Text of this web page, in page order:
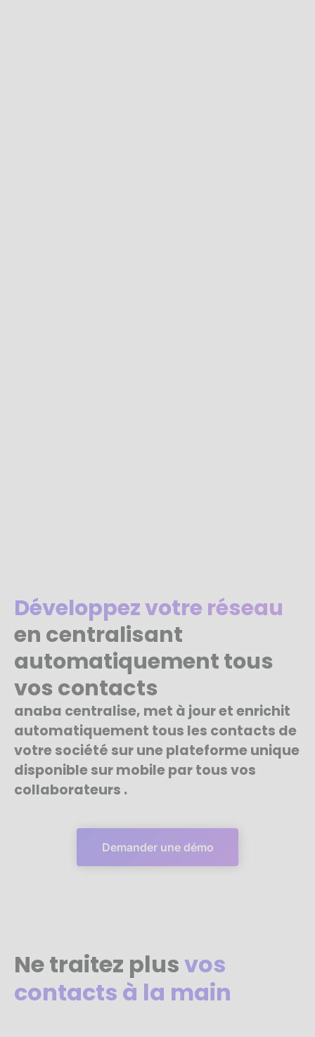
Développez votre réseau
en centralisant
automatiquement tous
vos contacts
anaba centralise, met à jour et enrichit
automatiquement tous les contacts de
votre société sur une plateforme unique
disponible sur mobile par tous vos
collaborateurs .
Demander une démo
Ne traitez plusvos
contacts à la main